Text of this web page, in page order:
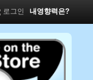
내영향력은?
로그인